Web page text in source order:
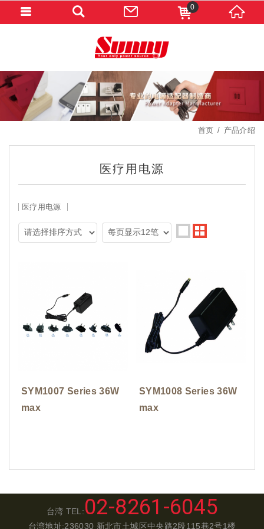
首页 产品介绍
医疗用电源
医疗用电源
SYM1007 Series 36W
max
SYM1008 Series 36W
max
台湾 TEL:02-8261-6045
台湾地址:236030 新北市土城区中央路2段115巷2号1楼
0